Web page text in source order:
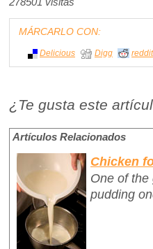
MÁRCARLO CON:
Delicious Digg reddit
¿Te gusta este
Artículos Relacionados
Chicken
One of
pudding